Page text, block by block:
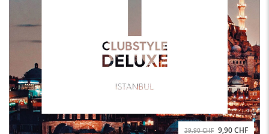
39,90 CHF 9,90 CHF